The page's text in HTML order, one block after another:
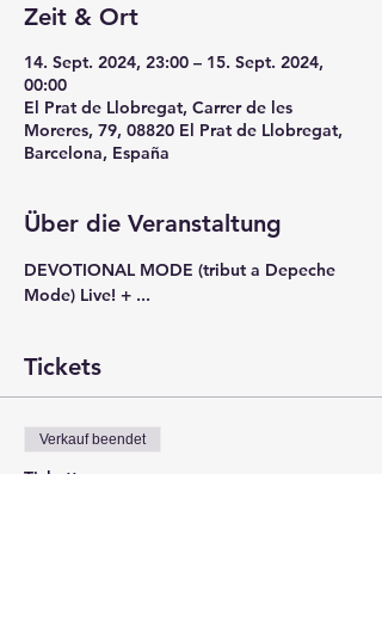
Zeit & Ort
14. Sept. 2024, 23:00 – 15. Sept. 2024,
00:00
El Prat de Llobregat, Carrer de les
Moreres, 79, 08820 El Prat de Llobregat,
Barcelona, España
Über die Veranstaltung
DEVOTIONAL MODE (tribut a Depeche
Mode) Live! + ...
Tickets
Verkauf beendet
Tickettyp